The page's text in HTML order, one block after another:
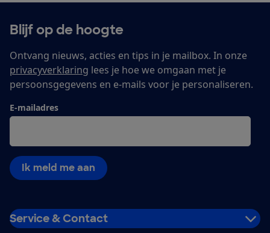
Blijf op de hoogte
Ontvang nieuws, acties en tips in je mailbox. In onze
privacyverklaring lees je hoe we omgaan met je
persoonsgegevens en e-mails voor je personaliseren.
E-mailadres
Ik meld me aan
Service & Contact